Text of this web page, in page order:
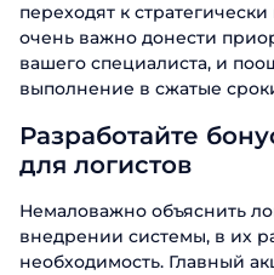
переходят к
очень важно донести
вашего специалиста, и
выполнение в сжатые
Разработайте
для логистов
Немаловажно объяснить
внедрении системы, в их
необходимость. Главный